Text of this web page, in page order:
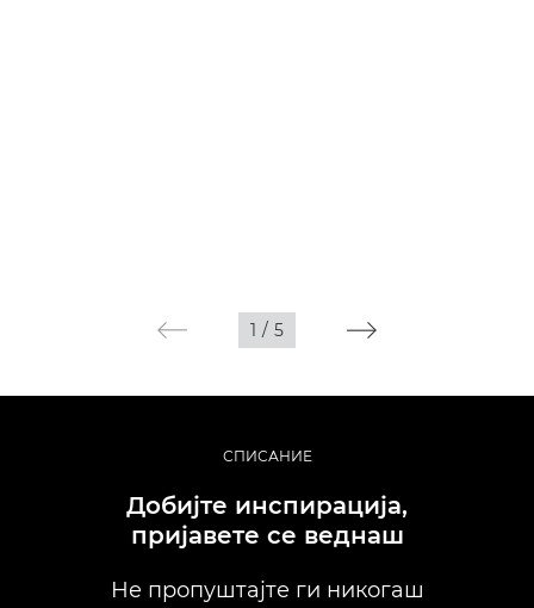
1 / 5
СПИСАНИЕ
Добијте инспирација,
пријавете се веднаш
Не пропуштајте ги никогаш